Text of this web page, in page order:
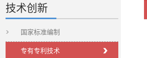
技术创新
国家标准编制
专有专利技术